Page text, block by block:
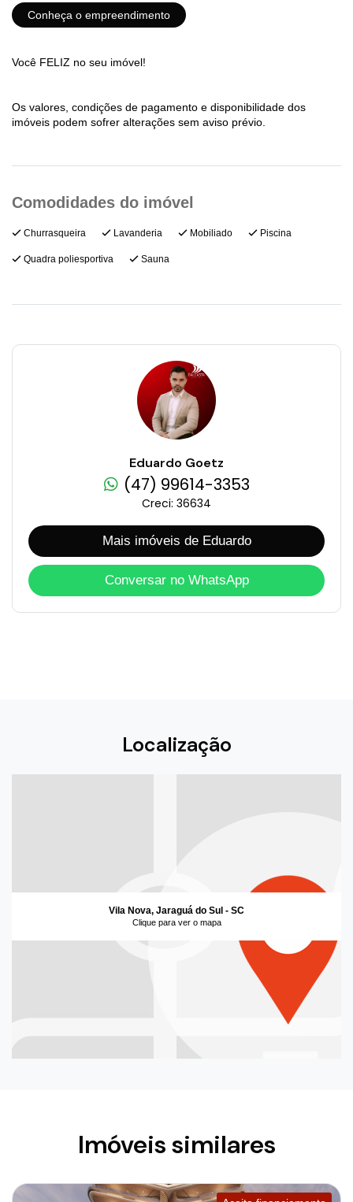
Conheça o empreendimento
Você FELIZ no seu imóvel!
Os valores, condições de pagamento e disponibilidade dos
imóveis podem sofrer alterações sem aviso prévio.
Churrasqueira Lavanderia Mobiliado Piscina
Quadra poliesportiva Sauna
Eduardo Goetz
(47) 99614-3353
Creci: 36634
Mais imóveis de Eduardo
Conversar no WhatsApp
Localização
Vila Nova, Jaraguá do Sul - SC
Clique para ver o mapa
Imóveis similares